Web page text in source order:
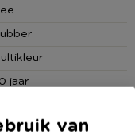
van
jaar